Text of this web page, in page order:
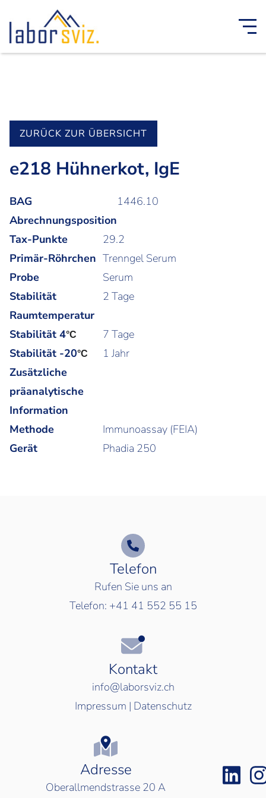
ZURÜCK ZUR ÜBERSICHT
e218 Hühnerkot, IgE
BAG
Abrechnungsposition
1446.10
Tax-Punkte
29.2
Primär-Röhrchen Trenngel Serum
Probe
Serum
Stabilität
Raumtemperatur
2 Tage
Stabilität 4°C
7 Tage
Stabilität -20°C
1 Jahr
Zusätzliche
präanalytische
Information
Methode
Immunoassay (FEIA)
Gerät
Phadia 250
Telefon
Rufen Sie uns an
Telefon: +41 41 552 55 15
Kontakt
info@laborsviz.ch
Impressum | Datenschutz
Adresse
Oberallmendstrasse 20 A